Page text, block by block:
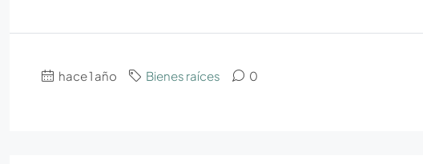
hace 1 año Bienes raíces 0